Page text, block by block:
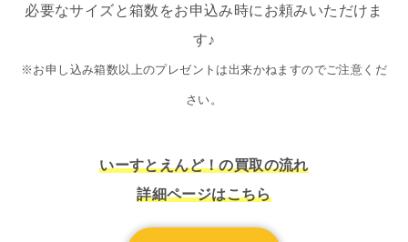
必要なサイズと箱数をお申込み時にお頼みいただけま
す♪
※お申し込み箱数以上のプレゼントは出来かねますのでご注意くだ
さい。
いーすとえんど！の買取の流れ
詳細ページはこちら